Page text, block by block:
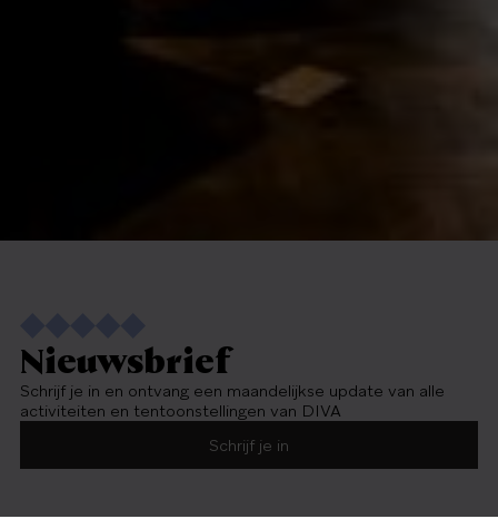
Nieuwsbrief
Schrijf je in en ontvang een maandelijkse update van alle
activiteiten en tentoonstellingen van DIVA
Schrijf je in